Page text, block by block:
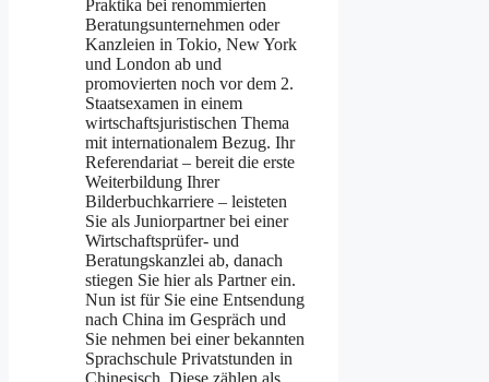
Praktika bei renommierten
Beratungsunternehmen oder
Kanzleien in Tokio, New York
und London ab und
promovierten noch vor dem 2.
Staatsexamen in einem
wirtschaftsjuristischen Thema
mit internationalem Bezug. Ihr
Referendariat – bereit die erste
Weiterbildung Ihrer
Bilderbuchkarriere – leisteten
Sie als Juniorpartner bei einer
Wirtschaftsprüfer- und
Beratungskanzlei ab, danach
stiegen Sie hier als Partner ein.
Nun ist für Sie eine Entsendung
nach China im Gespräch und
Sie nehmen bei einer bekannten
Sprachschule Privatstunden in